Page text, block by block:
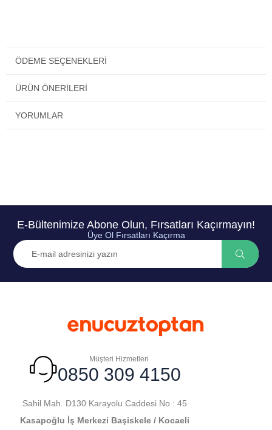
ÖDEME SEÇENEKLERI
ÜRÜN ÖNERILERI
YORUMLAR
E-Bültenimize Abone Olun, Fırsatları Kaçırmayın!
Üye Ol Fırsatları Kaçırma
Müşteri Hizmetleri
0850 309 4150
Sahil Mah. D130 Karayolu Caddesi No : 45
Kasapoğlu İş Merkezi Başiskele / Kocaeli